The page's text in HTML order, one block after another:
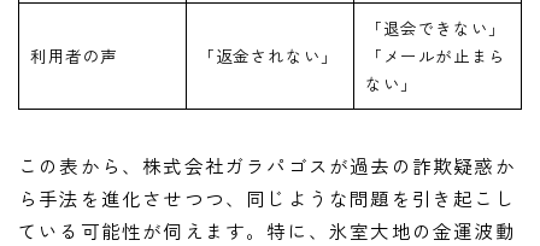
利用者の声 「返金されない」
「退会できない」
「メールが止まら
ない」
この表から、株式会社ガラパゴスが過去の詐欺疑惑か
ら手法を進化させつつ、同じような問題を引き起こし
ている可能性が伺えます。特に、氷室大地の金運波動